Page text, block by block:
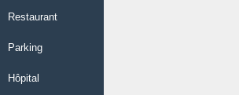
Restaurant
Parking
Hôpital